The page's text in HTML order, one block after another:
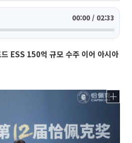
00:00 / 02:33
ESS 150억 규모 수주 이어 아시아